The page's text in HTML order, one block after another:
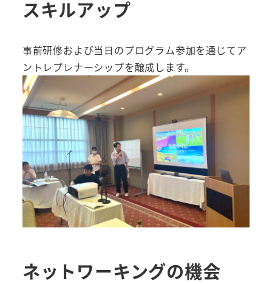
スキルアップ
事前研修および当日のプログラム参加を通じてア
ントレプレナーシップを醸成します。
ネットワーキングの機会